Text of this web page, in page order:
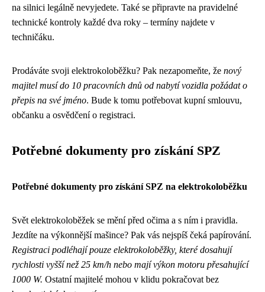
na silnici legálně nevyjedete. Také se připravte na pravidelné
technické kontroly každé dva roky – termíny najdete v
techničáku.
Prodáváte svoji elektrokoloběžku? Pak nezapomeňte, že nový
majitel musí do 10 pracovních dnů od nabytí vozidla požádat o
přepis na své jméno. Bude k tomu potřebovat kupní smlouvu,
občanku a osvědčení o registraci.
Potřebné dokumenty pro získání SPZ
Potřebné dokumenty pro získání SPZ na elektrokoloběžku
Svět elektrokoloběžek se mění před očima a s ním i pravidla.
Jezdíte na výkonnější mašince? Pak vás nejspíš čeká papírování.
Registraci podléhají pouze elektrokoloběžky, které dosahují
rychlosti vyšší než 25 km/h nebo mají výkon motoru přesahující
1000 W. Ostatní majitelé mohou v klidu pokračovat bez